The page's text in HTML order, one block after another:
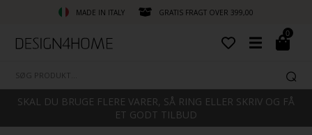
MADE IN ITALY GRATIS FRAGT OVER 399,00
0
SKAL DU BRUGE FLERE VARER, SÅ RING ELLER SKRIV OG FÅ
ET GODT TILBUD